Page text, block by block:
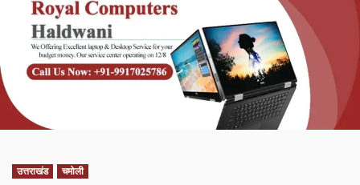
उत्तराखंड चमोली